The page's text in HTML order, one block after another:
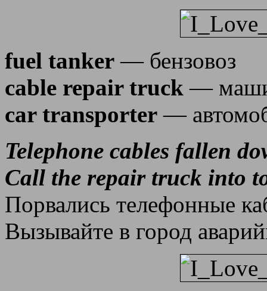
fuel tanker — бензовоз
cable repair truck —
car transporter —
Telephone cables fallen
Call the repair truck into
Порвались телефонные
Вызывайте в город